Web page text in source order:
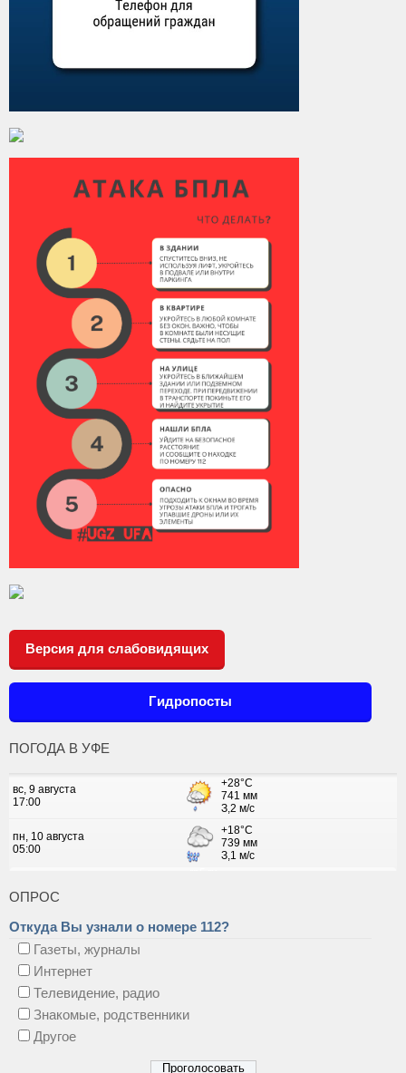
Версия для слабовидящих
Гидропосты
ПОГОДА В УФЕ
ОПРОС
Откуда Вы узнали о номере 112?
Газеты, журналы
Интернет
Телевидение, радио
Знакомые, родственники
Другое